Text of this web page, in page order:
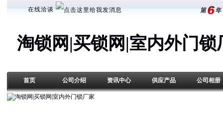
在线洽谈
淘锁网|买锁网|室内外门锁
首页 公司介绍 资讯中心 供应产品 公司相册